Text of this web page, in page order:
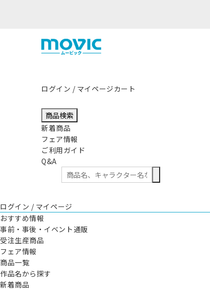
ログイン / マイページカート
商品検索
新着商品
フェア情報
ご利用ガイド
Q&A
ログイン / マイページ
おすすめ情報
事前・事後・イベント通販
受注生産商品
フェア情報
商品一覧
作品名から探す
新着商品